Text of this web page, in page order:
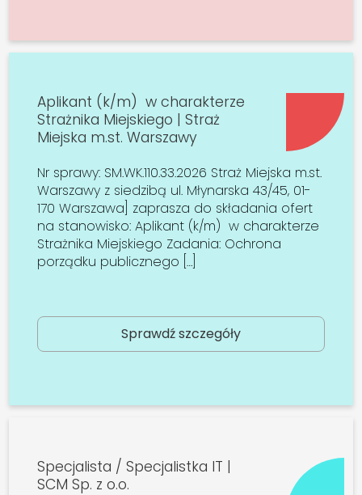
Aplikant (k/m) w charakterze
Strażnika Miejskiego | Straż
Miejska m.st. Warszawy
Nr sprawy: SM.WK.110.33.2026 Straż Miejska m.st.
Warszawy z siedzibą ul. Młynarska 43/45, 01-
170 Warszawa] zaprasza do składania ofert
na stanowisko: Aplikant (k/m) w charakterze
Strażnika Miejskiego Zadania: Ochrona
porządku publicznego […]
Sprawdź szczegóły
Specjalista / Specjalistka IT |
SCM Sp. z o.o.